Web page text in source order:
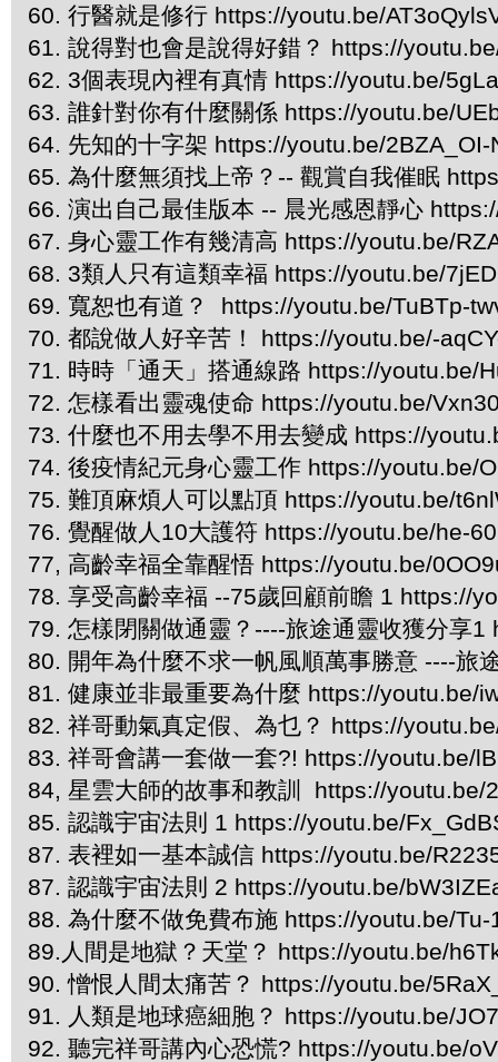
60. 行醫就是修行 https://youtu.be/
61. 說得對也會是說得好錯？ https://
62. 3個表現內裡有真情 https://youtu.be/
63. 誰針對你有什麼關係 https://youtu.be/
64. 先知的十字架 https://youtu.be/2BZA_OI-
65. 為什麼無須找上帝？-- 觀賞自我催眠
66. 演出自己最佳版本 -- 晨光感恩靜心
67. 身心靈工作有幾清高 https://youtu.be/
68. 3類人只有這類幸福 https://youtu.be/
69. 寬恕也有道？ https://youtu.be/TuBTp-
70. 都說做人好辛苦！ https://youtu.be/-
71. 時時「通天」搭通線路 https://youtu.be/
72. 怎樣看出靈魂使命 https://youtu.be/
73. 什麼也不用去學不用去變成 https://
74. 後疫情紀元身心靈工作 https://youtu.be/
75. 難頂麻煩人可以點頂 https://youtu.be/
76. 覺醒做人10大護符 https://youtu.be/he-
77, 高齡幸福全靠醒悟 https://youtu.be/
78. 享受高齡幸福 --75歲回顧前瞻 1 https://
79. 怎樣閉關做通靈？----旅途通靈收獲分享
80. 開年為什麼不求一帆風順萬事勝意 ----
81. 健康並非最重要為什麼 https://youtu.be/
82. 祥哥動氣真定假、為乜？ https://
83. 祥哥會講一套做一套?! https://youtu.be/
84, 星雲大師的故事和教訓 https://youtu.be/
85. 認識宇宙法則 1 https://youtu.be/
87. 表裡如一基本誠信 https://youtu.be/
87. 認識宇宙法則 2 https://youtu.be/
88. 為什麼不做免費布施 https://youtu.be/Tu-
89.人間是地獄？天堂？ https://youtu.be/
90. 憎恨人間太痛苦？ https://youtu.be/
91. 人類是地球癌細胞？ https://youtu.be/
92. 聽完祥哥講內心恐慌? https://youtu.be/